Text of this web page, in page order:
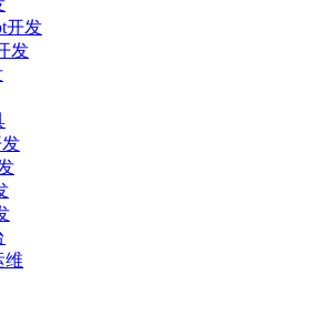
开发
发
发
维